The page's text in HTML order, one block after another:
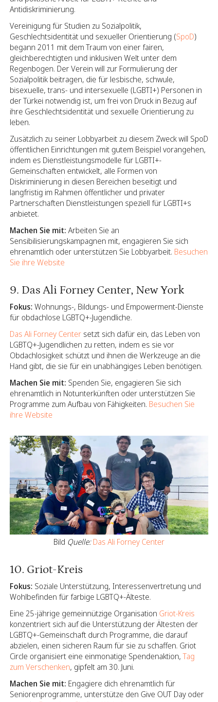
Antidiskriminierung.
Vereinigung für Studien zu Sozialpolitik,
Geschlechtsidentität und sexueller Orientierung (SpoD)
begann 2011 mit dem Traum von einer fairen,
gleichberechtigten und inklusiven Welt unter dem
Regenbogen. Der Verein will zur Formulierung der
Sozialpolitik beitragen, die für lesbische, schwule,
bisexuelle, trans- und intersexuelle (LGBTI+) Personen in
der Türkei notwendig ist, um frei von Druck in Bezug auf
ihre Geschlechtsidentität und sexuelle Orientierung zu
leben.
Zusätzlich zu seiner Lobbyarbeit zu diesem Zweck will SpoD
öffentlichen Einrichtungen mit gutem Beispiel vorangehen,
indem es Dienstleistungsmodelle für LGBTI+-
Gemeinschaften entwickelt, alle Formen von
Diskriminierung in diesen Bereichen beseitigt und
langfristig im Rahmen öffentlicher und privater
Partnerschaften Dienstleistungen speziell für LGBTI+s
anbietet.
Machen Sie mit: Arbeiten Sie an
Sensibilisierungskampagnen mit, engagieren Sie sich
ehrenamtlich oder unterstützen Sie Lobbyarbeit. Besuchen
Sie ihre Website
9. Das Ali Forney Center, New York
Fokus: Wohnungs-, Bildungs- und Empowerment-Dienste
für obdachlose LGBTQ+-Jugendliche.
Das Ali Forney Center setzt sich dafür ein, das Leben von
LGBTQ+-Jugendlichen zu retten, indem es sie vor
Obdachlosigkeit schützt und ihnen die Werkzeuge an die
Hand gibt, die sie für ein unabhängiges Leben benötigen.
Machen Sie mit: Spenden Sie, engagieren Sie sich
ehrenamtlich in Notunterkünften oder unterstützen Sie
Programme zum Aufbau von Fähigkeiten. Besuchen Sie
ihre Website
Bild Quelle:Das Ali Forney Center
10. Griot-Kreis
Fokus: Soziale Unterstützung, Interessenvertretung und
Wohlbefinden für farbige LGBTQ+-Älteste.
Eine 25-jährige gemeinnützige Organisation Griot-Kreis
konzentriert sich auf die Unterstützung der Ältesten der
LGBTQ+-Gemeinschaft durch Programme, die darauf
abzielen, einen sicheren Raum für sie zu schaffen. Griot
Circle organisiert eine einmonatige Spendenaktion,Tag
zum Verschenken, gipfelt am 30. Juni.
Machen Sie mit: Engagiere dich ehrenamtlich für
Seniorenprogramme, unterstütze den Give OUT Day oder